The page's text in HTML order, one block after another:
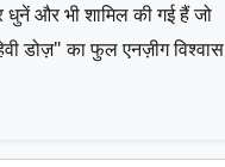
धुनें और भी शामिल की गई हैं जो
डोज़" का फुल एनज़ीग विश्वास